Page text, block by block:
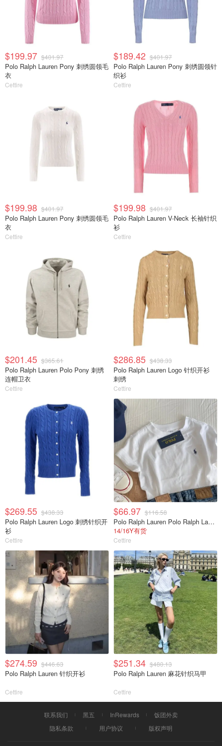
$199.97 $401.97
Polo Ralph Lauren Pony 刺绣圆领毛
衣
Cettire
$189.42 $401.97
Polo Ralph Lauren Pony 刺绣圆领针
织衫
Cettire
$199.98 $401.97
Polo Ralph Lauren Pony 刺绣圆领毛
衣
Cettire
$199.98 $401.97
Polo Ralph Lauren V-Neck 长袖针织
衫
Cettire
$201.45 $365.61
Polo Ralph Lauren Polo Pony 刺绣
连帽卫衣
Cettire
$286.85 $438.33
Polo Ralph Lauren Logo 针织开衫
刺绣
Cettire
$269.55 $438.33
Polo Ralph Lauren Logo 刺绣针织开
衫
Cettire
$66.97 $116.58
Polo Ralph Lauren Polo Ralph Lauren 儿童徽标刺绣圆领 T 恤
14/16Y有货
Cettire
$274.59 $446.63
Polo Ralph Lauren 针织开衫
Cettire
$251.34 $480.13
Polo Ralph Lauren 麻花针织马甲
Cettire
联系我们 黑五 InRewards
饭团外卖
隐私条款
用户协议 版权声明